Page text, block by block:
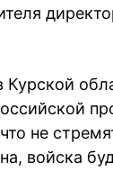
Курской
не
войска